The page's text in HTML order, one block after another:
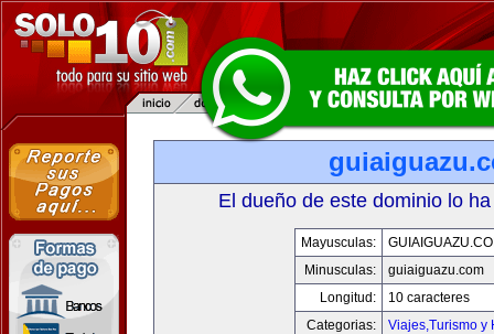
El dueño de este dominio lo
Mayusculas:
Minusculas:
guiaiguazu.com
Longitud:
10 caracteres
Categorias:
Viajes,Turismo y